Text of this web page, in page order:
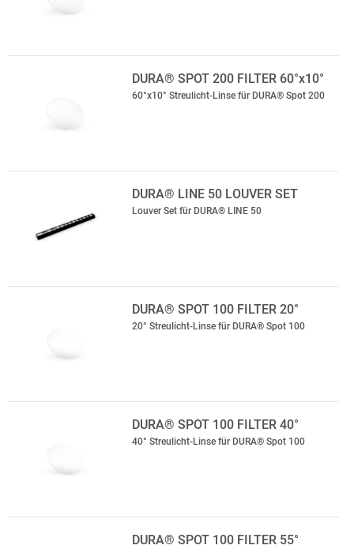
DURA® SPOT 200 FILTER 60°x10°
60°x10° Streulicht-Linse für DURA® Spot 200
DURA® LINE 50 LOUVER SET
Louver Set für DURA® LINE 50
DURA® SPOT 100 FILTER 20°
20° Streulicht-Linse für DURA® Spot 100
DURA® SPOT 100 FILTER 40°
40° Streulicht-Linse für DURA® Spot 100
DURA® SPOT 100 FILTER 55°